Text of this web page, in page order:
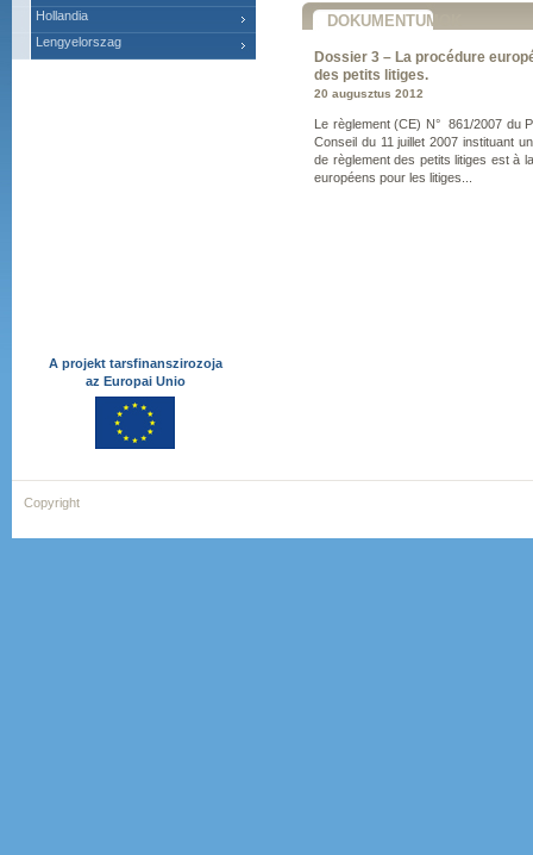
DOKUMENTUMOK
Dossier 3 – La procédure
des petits litiges.
20 augusztus 2012
Le règlement (CE) N° 861/2007 du
Conseil du 11 juillet 2007 instituant
de règlement des petits litiges est à
européens pour les litiges...
Hollandia
Lengyelorszag
A projekt tarsfinanszirozoja
az Europai Unio
Copyright